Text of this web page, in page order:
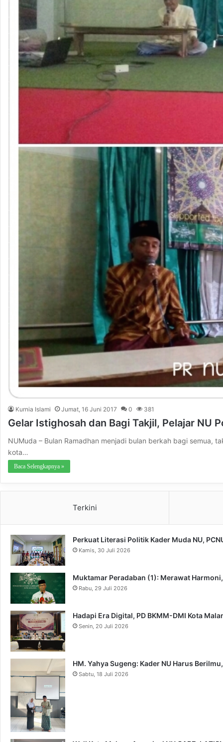
Kurnia Islami Jumat, 16 Juni 2017 0 381
Gelar Istighosah dan Bagi Takjil, Pelajar NU
NUMuda – Bulan Ramadhan menjadi bulan berkah bagi semua,
kota…
Baca Selengkapnya »
Terkini
Perkuat Literasi Politik Kader Muda NU,
Kamis, 30 Juli 2026
Muktamar Peradaban (1): Merawat
Rabu, 29 Juli 2026
Hadapi Era Digital, PD BKMM-DMI Kota
Senin, 20 Juli 2026
HM. Yahya Sugeng: Kader NU Harus
Sabtu, 18 Juli 2026